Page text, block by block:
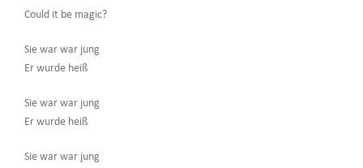
Could it be magic?
Sie war war jung
Er wurde heiß
Sie war war jung
Er wurde heiß
Sie war war jung